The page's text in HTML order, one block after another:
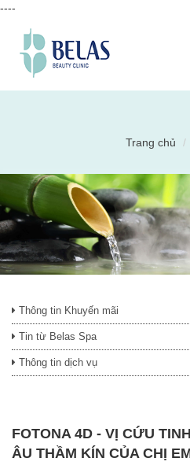
----
Trang chủ
Thông tin Khuyến mãi
Tin từ Belas Spa
Thông tin dịch vụ
FOTONA 4D - VỊ CỨU
ÂU THẦM KÍN CỦA CHỊ